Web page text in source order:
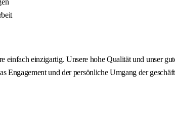
einfach einzigartig. Unsere hohe Qualität und unser
Engagement und der persönliche Umgang der